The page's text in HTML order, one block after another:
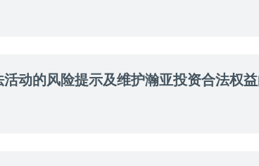
动的风险提示及维护瀚亚投资合法权